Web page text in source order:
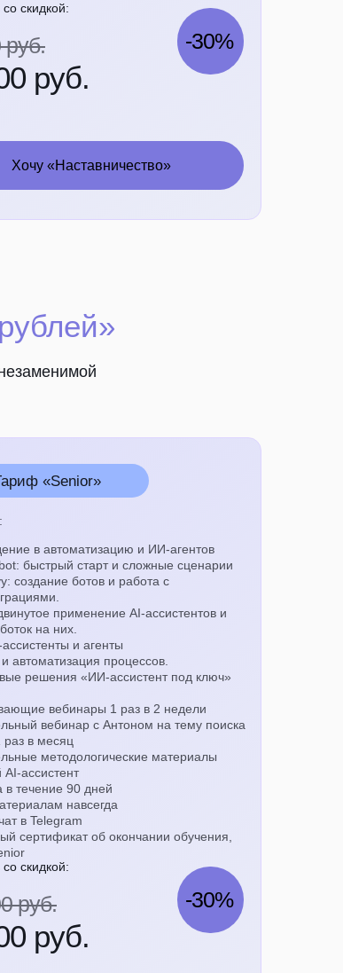
руб.
руб.
скидкой:
Хочу «Наставничество»
-30%
в автоматизацию и ИИ-агентов
быстрый старт и сложные сценарии
создание ботов и работа с
применение AI-ассистентов и
на них.
и агенты
автоматизация процессов.
решения «ИИ-ассистент под ключ»
вебинары 1 раз в 2 недели
вебинар с Антоном на тему поиска
раз в месяц
методологические материалы
AI-ассистент
в течение 90 дней
навсегда
в Telegram
сертификат об окончании обучения,
руб.
руб.
скидкой:
-30%
«Senior»